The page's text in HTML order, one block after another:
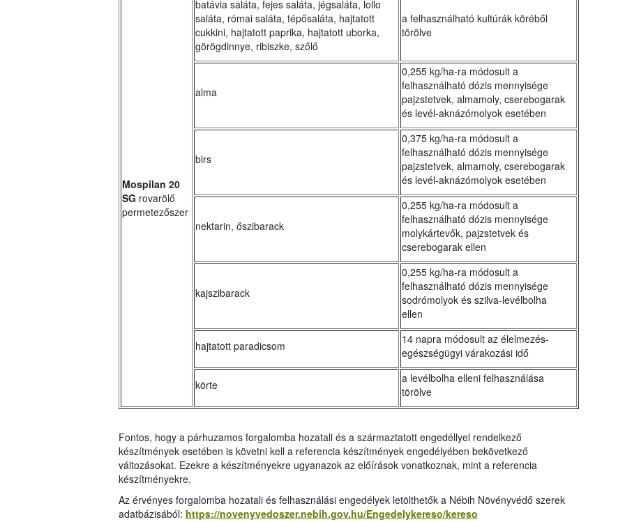
Mospilan 20
SG rovarölő
permetezőszer
batávia saláta, fejes saláta, jégsaláta, lollo
saláta, római saláta, tépősaláta, hajtatott
cukkini, hajtatott paprika, hajtatott uborka,
görögdinnye, ribiszke, szőlő
a felhasználható kultúrák köréből
törölve
alma
0,255 kg/ha-ra módosult a
felhasználható dózis mennyisége
pajzstetvek, almamoly, cserebogarak
és levél-aknázómolyok esetében
birs
0,375 kg/ha-ra módosult a
felhasználható dózis mennyisége
pajzstetvek, almamoly, cserebogarak
és levél-aknázómolyok esetében
nektarin, őszibarack
0,255 kg/ha-ra módosult a
felhasználható dózis mennyisége
molykártevők, pajzstetvek és
cserebogarak ellen
kajszibarack
0,255 kg/ha-ra módosult a
felhasználható dózis mennyisége
sodrómolyok és szilva-levélbolha
ellen
hajtatott paradicsom
14 napra módosult az élelmezés-
egészségügyi várakozási idő
körte
a levélbolha elleni felhasználása
törölve
Fontos, hogy a párhuzamos forgalomba hozatali és a származtatott engedéllyel rendelkező
készítmények esetében is követni kell a referencia készítmények engedélyében bekövetkező
változásokat. Ezekre a készítményekre ugyanazok az előírások vonatkoznak, mint a referencia
készítményekre.
Az érvényes forgalomba hozatali és felhasználási engedélyek letölthetők a Nébih Növényvédő szerek
adatbázisából: https://novenyvedoszer.nebih.gov.hu/Engedelykereso/kereso